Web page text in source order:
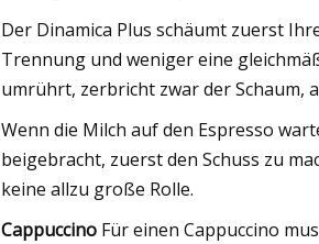
Der Dinamica Plus schäumt zuerst
Trennung und weniger eine
umrührt, zerbricht zwar der Schaum,
Wenn die Milch auf den Espresso
beigebracht, zuerst den Schuss zu
keine allzu große Rolle.
Cappuccino Für einen Cappuccino